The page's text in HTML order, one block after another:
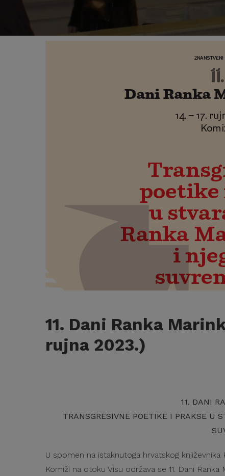
11. Dani Ranka
rujna 2023.)
11. DANI
TRANSGRESIVNE POETIKE I PRAKSE U
U spomen na istaknutoga hrvatskog književnika
Komiži na otoku Visu održava se 11. Dani